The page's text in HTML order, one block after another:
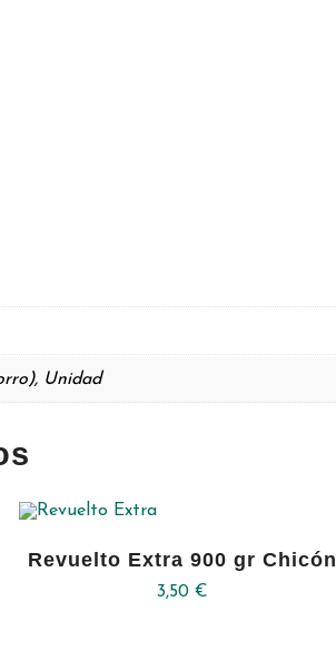
Unidad
Revuelto Extra 900 gr Chicón
3,50 €